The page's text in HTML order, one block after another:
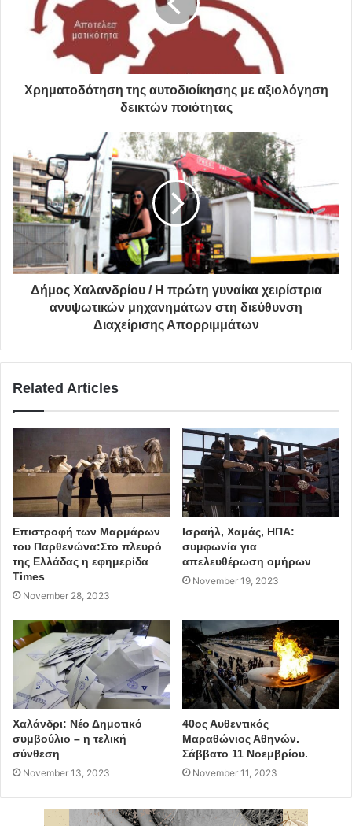
Χρηματοδότηση της αυτοδιοίκησης με αξιολόγηση
δεικτών ποιότητας
Δήμος Χαλανδρίου / Η πρώτη γυναίκα χειρίστρια
ανυψωτικών μηχανημάτων στη διεύθυνση
Διαχείρισης Απορριμμάτων
Related Articles
Επιστροφή των Μαρμάρων
του Παρθενώνα:Στο πλευρό
της Ελλάδας η εφημερίδα
Times
November 28, 2023
Ισραήλ, Χαμάς, ΗΠΑ:
συμφωνία για
απελευθέρωση ομήρων
November 19, 2023
Χαλάνδρι: Νέο Δημοτικό
συμβούλιο – η τελική
σύνθεση
November 13, 2023
40ος Αυθεντικός
Μαραθώνιος Αθηνών.
Σάββατο 11 Νοεμβρίου.
November 11, 2023